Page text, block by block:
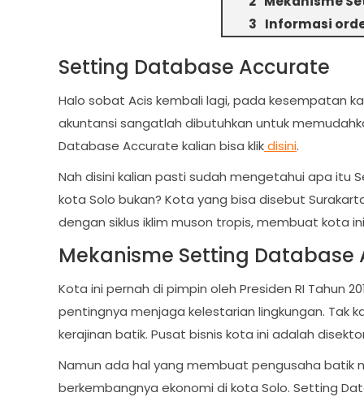
Informasi
Setting Database Accurate
Halo sobat Acis kembali lagi, pada kesempatan
akuntansi sangatlah dibutuhkan untuk
Database Accurate kalian bisa klikdisini.
Nah disini kalian pasti sudah mengetahui apa itu
kota Solo bukan? Kota yang bisa disebut
dengan siklus iklim muson tropis, membuat kota
Mekanisme Setting Database
Kota ini pernah di pimpin oleh Presiden RI Tahun
pentingnya menjaga kelestarian lingkungan. Tak
kerajinan batik. Pusat bisnis kota ini adalah
Namun ada hal yang membuat pengusaha batik
berkembangnya ekonomi di kota Solo. Setting